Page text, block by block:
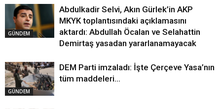
GÜNDEM
Abdulkadir Selvi, Akın Gürlek’in AKP
MKYK toplantısındaki açıklamasını
aktardı: Abdullah Öcalan ve Selahattin
Demirtaş yasadan yararlanamayacak
GÜNDEM
DEM Parti imzaladı: İşte Çerçeve Yasa’nın
tüm maddeleri…